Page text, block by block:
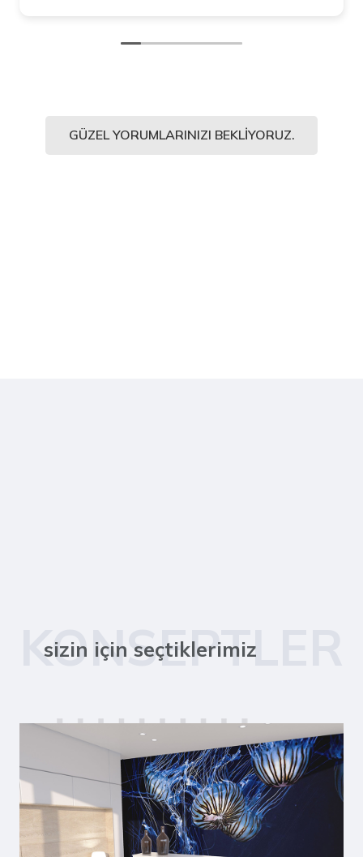
GÜZEL YORUMLARINIZI BEKLIYORUZ.
KONSEPTLER
sizin için seçtiklerimiz